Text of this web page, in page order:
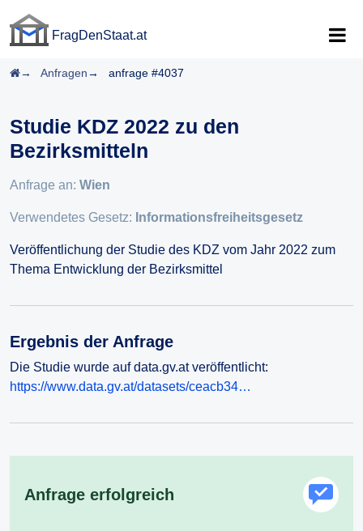
FragDenStaat.at
Startseite
Anfragen anfrage #4037
Studie KDZ 2022 zu den
Bezirksmitteln
Anfrage an: Wien
Verwendetes Gesetz: Informationsfreiheitsgesetz
Veröffentlichung der Studie des KDZ vom Jahr 2022 zum
Thema Entwicklung der Bezirksmittel
Ergebnis der Anfrage
Die Studie wurde auf data.gv.at veröffentlicht:
https://www.data.gv.at/datasets/ceacb34…
Anfrage erfolgreich